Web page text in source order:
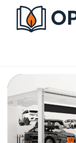
content